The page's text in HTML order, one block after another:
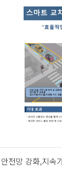
전망 강화,지속
관공서, 지자
인단속카메라 외
인단속카메라 외
인단속카메라 외